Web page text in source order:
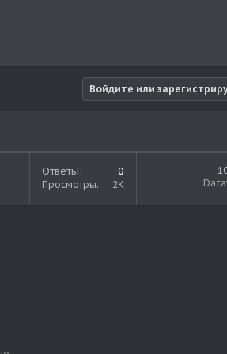
Войдите или
Ответы 0
Просмотры 2K